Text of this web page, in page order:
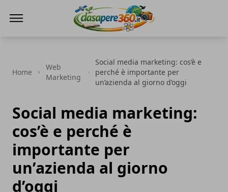
Home
Web
Marketing
Social media marketing: cos’è e
perché è importante per
un’azienda al giorno d’oggi
Social media marketing:
cos’è e perché è
importante per
un’azienda al giorno
d’oggi